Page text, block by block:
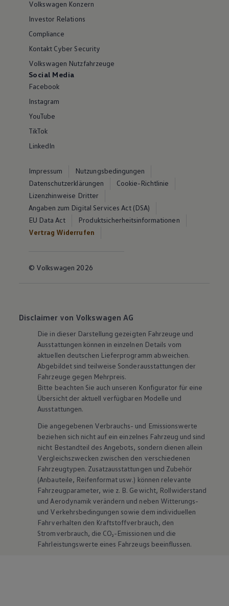
Volkswagen Konzern
Investor Relations
Compliance
Kontakt Cyber Security
Volkswagen Nutzfahrzeuge
Social Media
Facebook
Instagram
YouTube
TikTok
LinkedIn
Impressum
Nutzungsbedingungen
Datenschutzerklärungen
Cookie-Richtlinie
Lizenzhinweise Dritter
Angaben zum Digital Services Act (DSA)
EU Data Act
Produktsicherheitsinformationen
Vertrag Widerrufen
© Volkswagen 2026
Disclaimer von Volkswagen AG
Die in dieser Darstellung gezeigten Fahrzeuge und
Ausstattungen können in einzelnen Details vom
aktuellen deutschen Lieferprogramm abweichen.
Abgebildet sind teilweise Sonderausstattungen der
Fahrzeuge gegen Mehrpreis.
Bitte beachten Sie auch unseren Konfigurator für eine
Übersicht der aktuell verfügbaren Modelle und
Ausstattungen.
Die angegebenen Verbrauchs- und Emissionswerte
beziehen sich nicht auf ein einzelnes Fahrzeug und sind
nicht Bestandteil des Angebots, sondern dienen allein
Vergleichszwecken zwischen den verschiedenen
Fahrzeugtypen. Zusatzausstattungen und Zubehör
(Anbauteile, Reifenformat usw.) können relevante
Fahrzeugparameter, wie z. B. Gewicht, Rollwiderstand
und Aerodynamik verändern und neben Witterungs-
und Verkehrsbedingungen sowie dem individuellen
Fahrverhalten den Kraftstoffverbrauch, den
Stromverbrauch, die CO₂-Emissionen und die
Fahrleistungswerte eines Fahrzeugs beeinflussen.